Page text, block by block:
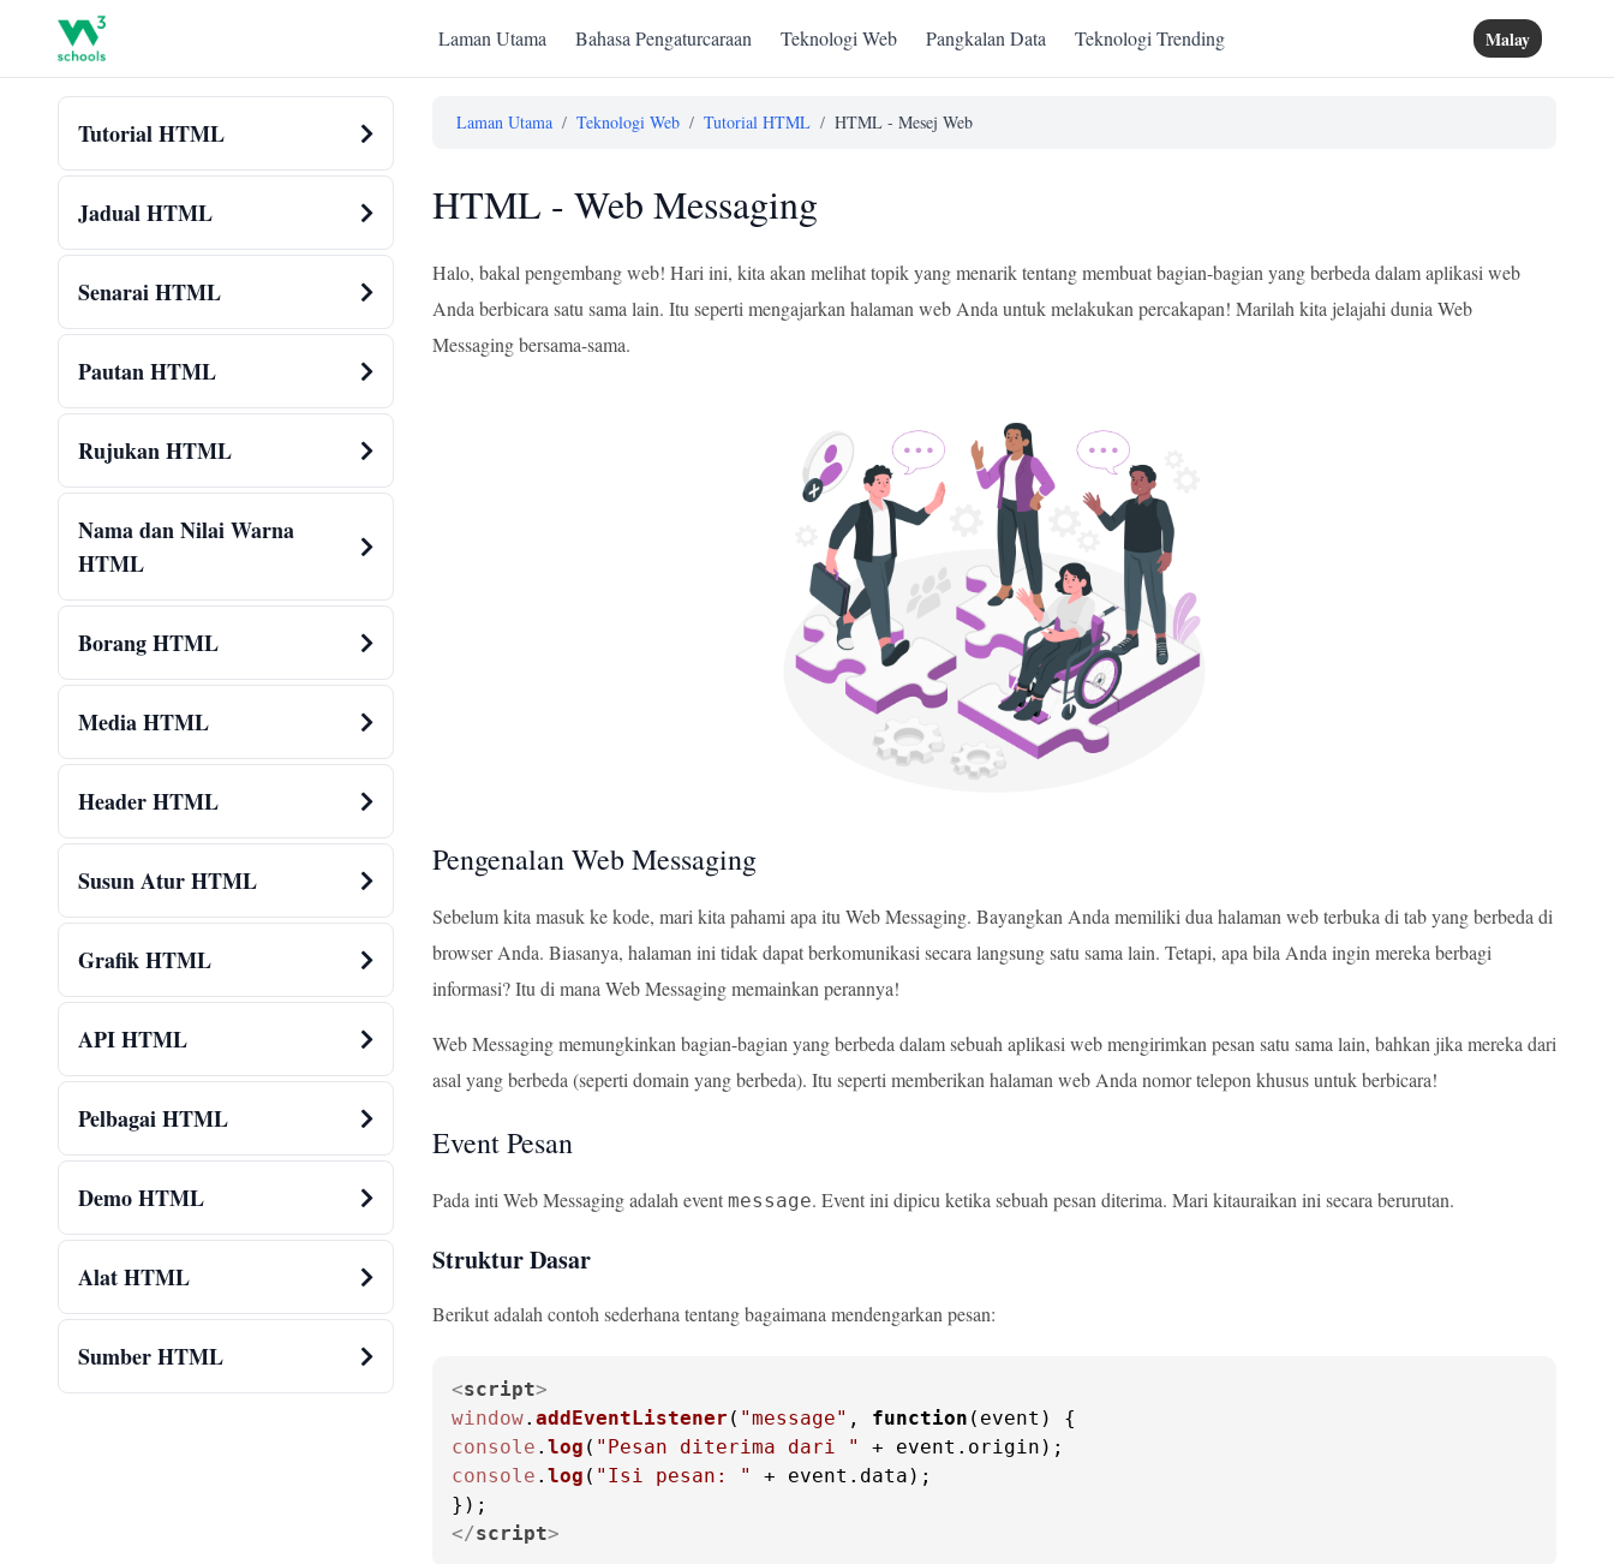
Laman Utama Bahasa Pengaturcaraan Teknologi Web Pangkalan Data Teknologi Trending Malay
Tutorial HTML
Jadual HTML
Senarai HTML
Pautan HTML
Rujukan HTML
Nama dan Nilai Warna
HTML
Borang HTML
Media HTML
Header HTML
Susun Atur HTML
Grafik HTML
API HTML
Pelbagai HTML
Demo HTML
Alat HTML
Sumber HTML
Laman Utama / Teknologi Web / Tutorial HTML / HTML - Mesej Web
HTML - Web Messaging
Halo, bakal pengembang web! Hari ini, kita akan melihat topik yang menarik tentang membuat bagian-bagian yang berbeda dalam aplikasi web
Anda berbicara satu sama lain. Itu seperti mengajarkan halaman web Anda untuk melakukan percakapan! Marilah kita jelajahi dunia Web
Messaging bersama-sama.
Pengenalan Web Messaging
Sebelum kita masuk ke kode, mari kita pahami apa itu Web Messaging. Bayangkan Anda memiliki dua halaman web terbuka di tab yang berbeda di
browser Anda. Biasanya, halaman ini tidak dapat berkomunikasi secara langsung satu sama lain. Tetapi, apa bila Anda ingin mereka berbagi
informasi? Itu di mana Web Messaging memainkan perannya!
Web Messaging memungkinkan bagian-bagian yang berbeda dalam sebuah aplikasi web mengirimkan pesan satu sama lain, bahkan jika mereka dari
asal yang berbeda (seperti domain yang berbeda). Itu seperti memberikan halaman web Anda nomor telepon khusus untuk berbicara!
Event Pesan
Pada inti Web Messaging adalah event message. Event ini dipicu ketika sebuah pesan diterima. Mari kitauraikan ini secara berurutan.
Struktur Dasar
Berikut adalah contoh sederhana tentang bagaimana mendengarkan pesan:
<script>
window. addEventListener ( "message" , function ( event
console . log ( "Pesan diterima dari " + event. origin
console . log ( "Isi pesan: " + event. data );
</script>